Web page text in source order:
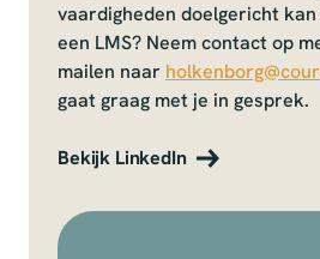
vaardigheden doelgericht
een LMS? Neem contact op
mailen naar
gaat graag met je in gesprek.
Bekijk LinkedIn